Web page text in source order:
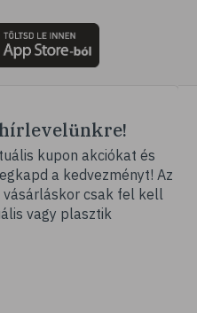
kupon akciókat és
a kedvezményt! Az
vásárláskor csak fel kell
vagy plasztik